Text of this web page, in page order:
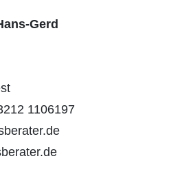
Gerd
1106197